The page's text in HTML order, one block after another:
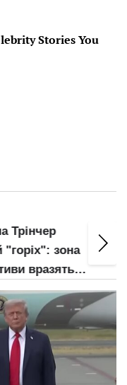
зона
вразять